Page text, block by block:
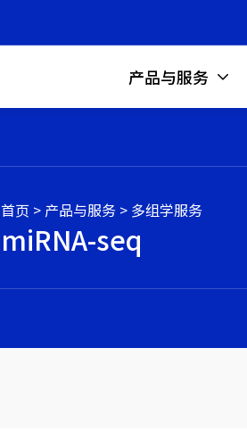
产品与服务
首页 > 产品与服务 > 多组学服务
miRNA-seq